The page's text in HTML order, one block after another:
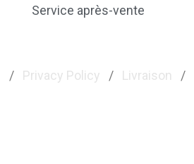
Service après-vente
/ Privacy Policy / Livraison /